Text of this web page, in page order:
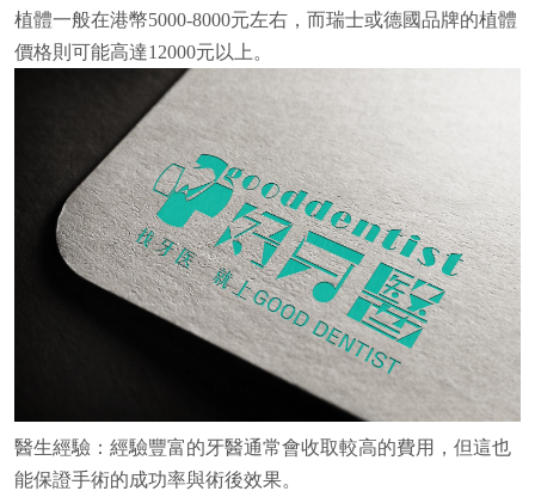
植體一般在港幣5000-8000元左右，而瑞士或德國品牌的植體
價格則可能高達12000元以上。
醫生經驗：經驗豐富的牙醫通常會收取較高的費用，但這也
能保證手術的成功率與術後效果。